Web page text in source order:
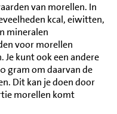
van morellen. In
kcal, eiwitten,
mineralen
voor morellen
kunt ook een andere
gram om daarvan de
Dit kan je doen door
morellen komt